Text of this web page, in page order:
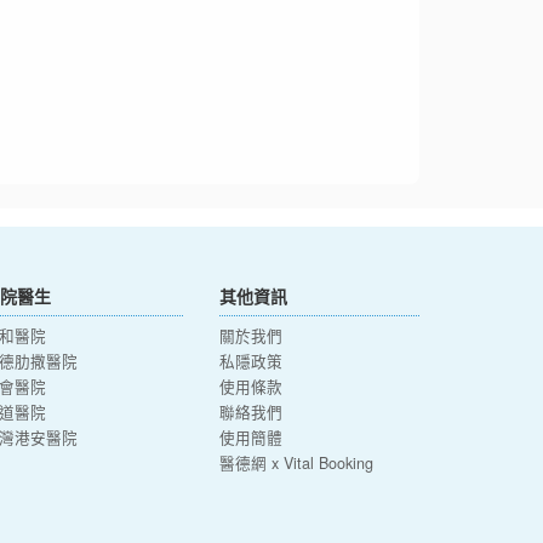
醫生
醫院
肋撒醫院
醫院
醫院
港安醫院
其他資訊
關於我們
私隱政策
使用條款
聯絡我們
使用簡體
醫德網 x Vital Booking